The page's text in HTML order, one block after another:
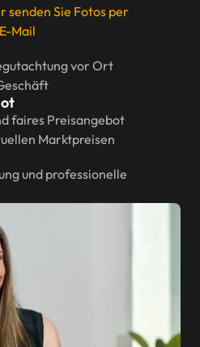
senden Sie Fotos per
Mail
vor Ort
faires Preisangebot
Marktpreisen
und professionelle